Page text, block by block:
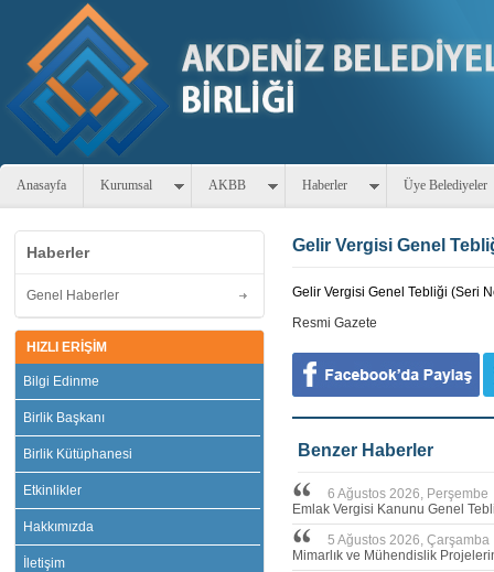
Anasayfa Kurumsal AKBB Haberler Üye Belediyeler
Haberler
Genel Haberler
HIZLI ERİŞİM
Bilgi Edinme
Birlik Başkanı
Birlik Kütüphanesi
Etkinlikler
Hakkımızda
İletişim
Gelir Vergisi Genel
Gelir Vergisi Genel Tebliği (Seri
Resmi Gazete
Benzer Haberler
6 Ağustos 2026, Perşembe
Emlak Vergisi Kanunu Genel
5 Ağustos 2026, Çarşamba
Mimarlık ve Mühendislik